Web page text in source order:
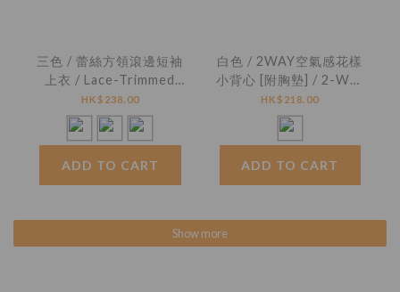
三色 / 蕾絲方領滾邊短袖
上衣 / Lace-Trimmed
Square Neck Ribbed
Top
HK$238.00
ADD TO CART
白色 / 2WAY空氣感花樣
小背心 [附胸墊] / 2-Way
Floral Textured
Padded Cami Top
HK$218.00
ADD TO CART
Show more